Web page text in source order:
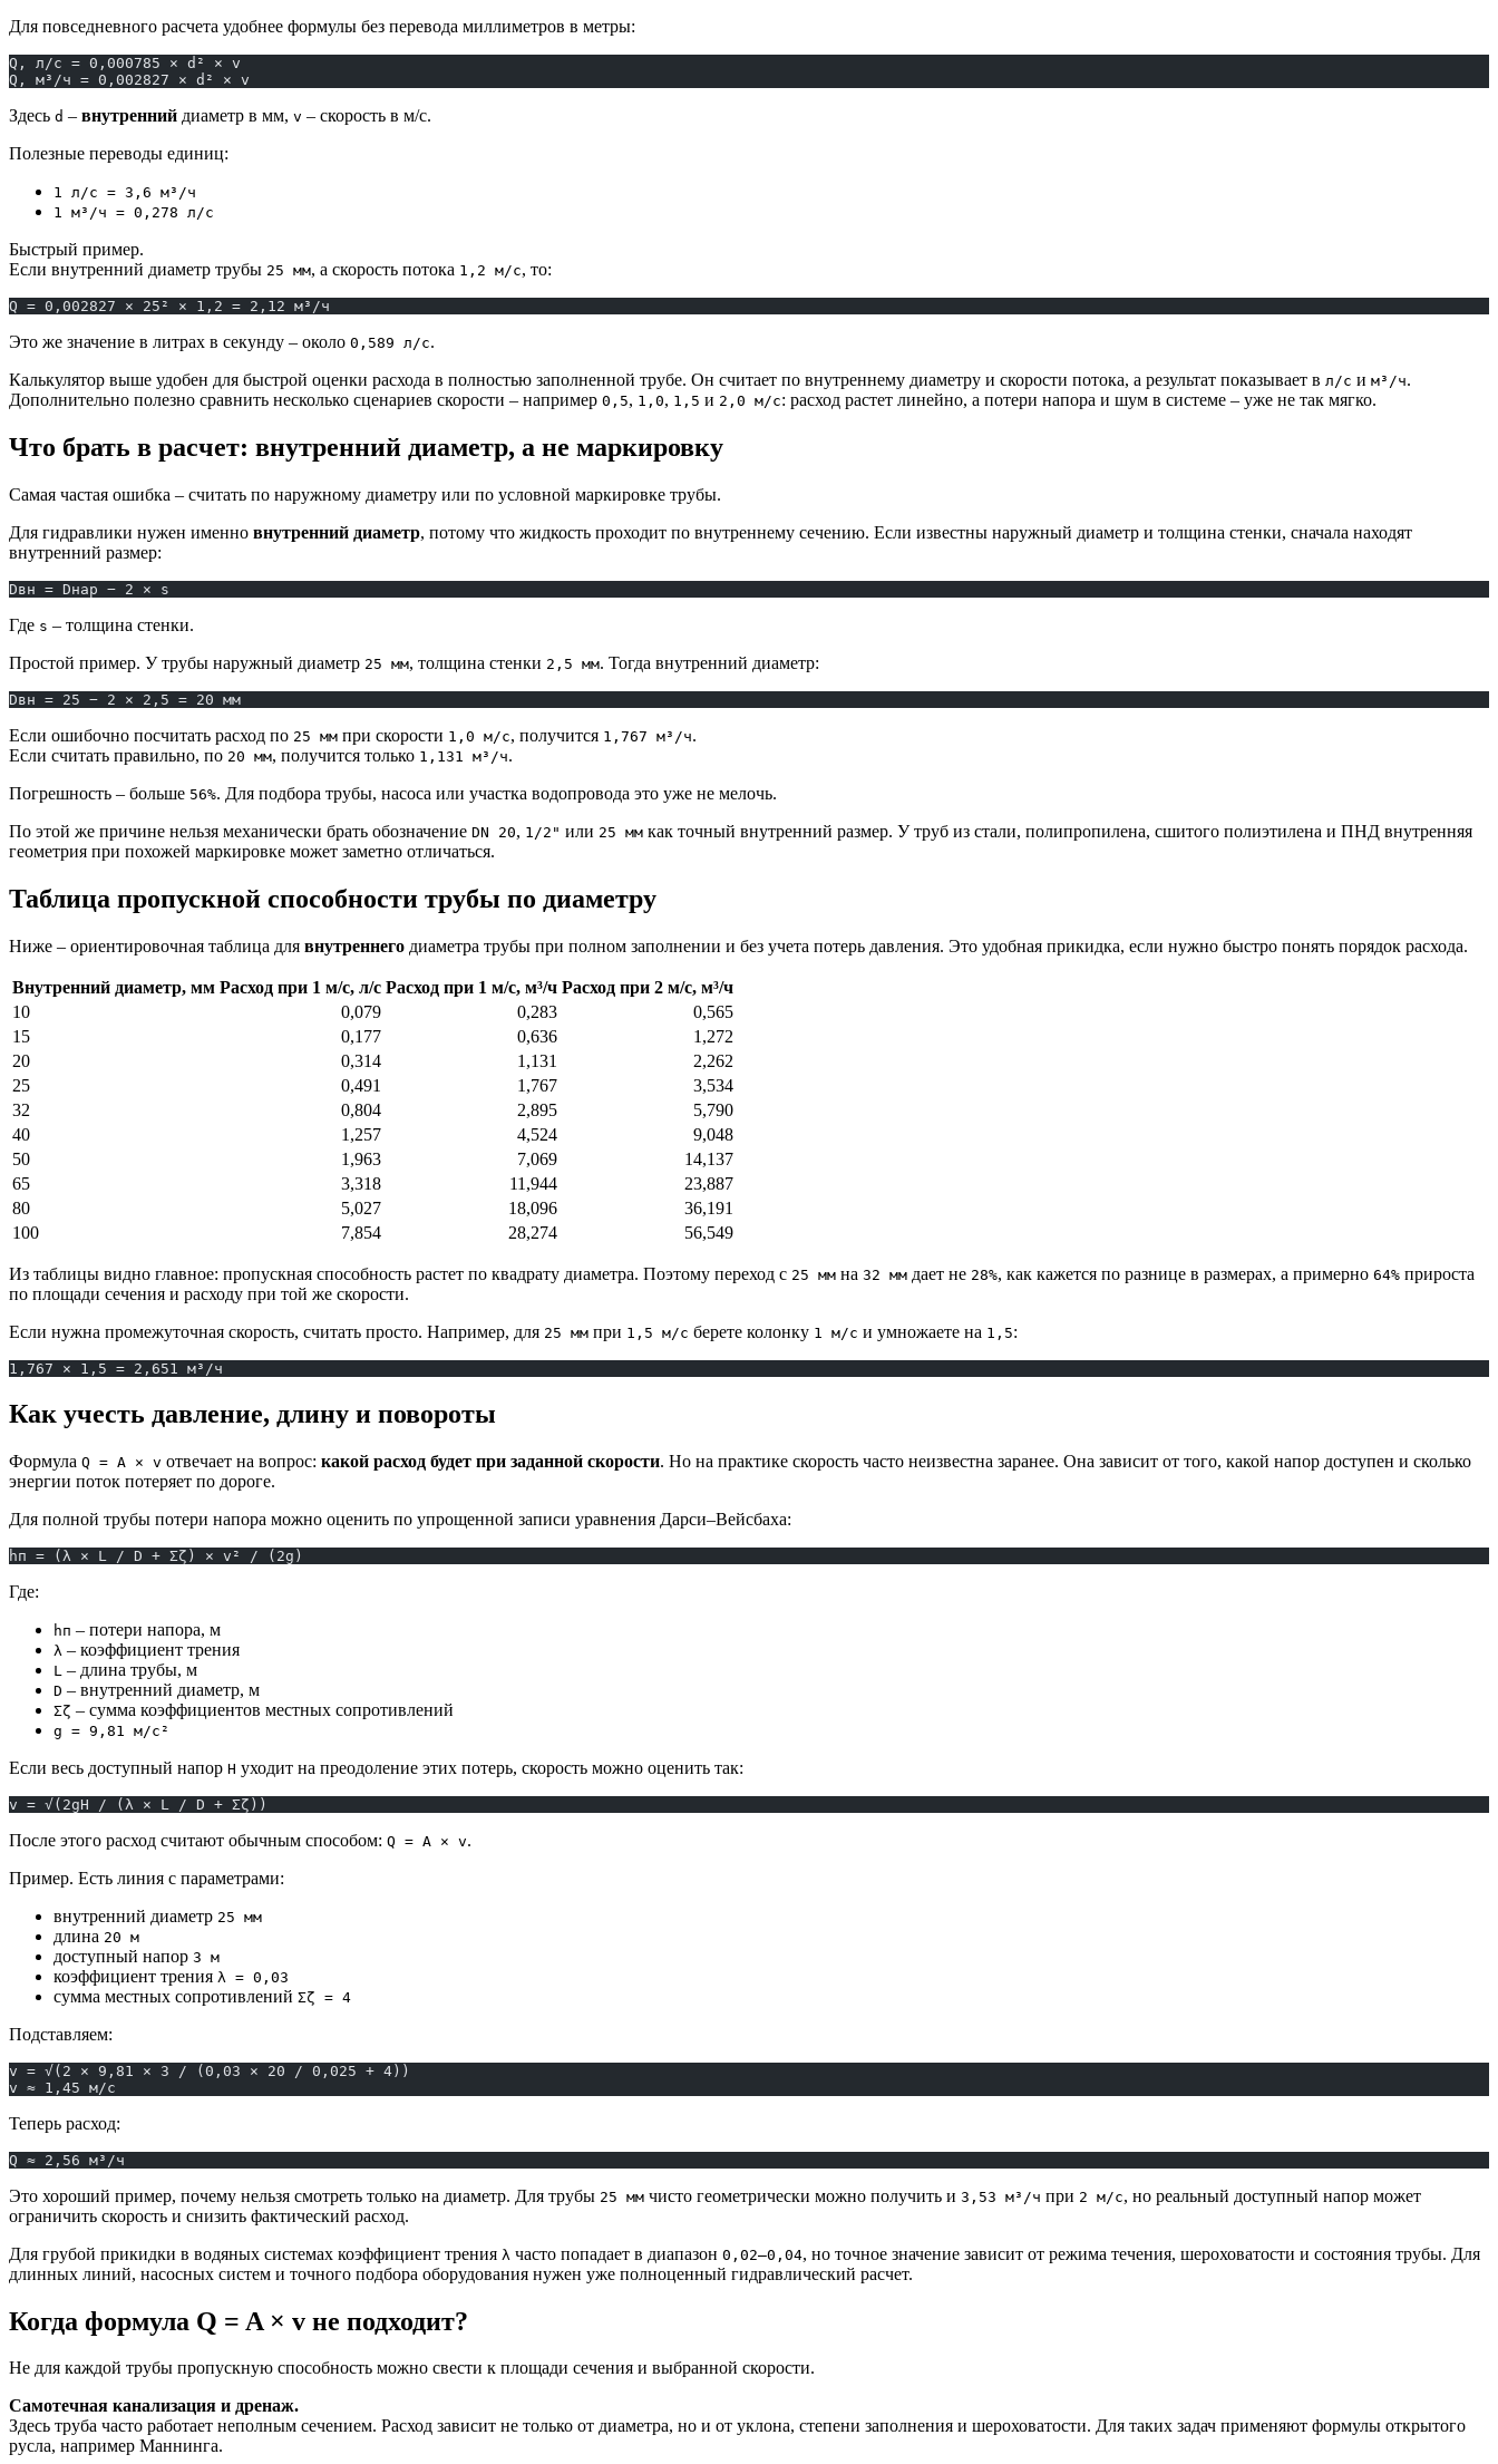
Для повседневного расчета удобнее формулы без перевода миллиметров в метры:
Q, л/с = 0,000785 × d² × v
Q, м³/ч = 0,002827 × d² × v
Здесь d – внутренний диаметр в мм, v – скорость в м/с.
Полезные переводы единиц:
1 л/с = 3,6 м³/ч
1 м³/ч = 0,278 л/с
Быстрый пример.
Если внутренний диаметр трубы 25 мм, а скорость потока 1,2 м/с, то:
Q = 0,002827 × 25² × 1,2 = 2,12 м³/ч
Это же значение в литрах в секунду – около 0,589 л/с.
Калькулятор выше удобен для быстрой оценки расхода в полностью заполненной трубе. Он считает по внутреннему диаметру и скорости потока, а результат показывает в л/с и м³/ч.
Дополнительно полезно сравнить несколько сценариев скорости – например 0,5, 1,0, 1,5 и 2,0 м/с: расход растет линейно, а потери напора и шум в системе – уже не так мягко.
Что брать в расчет: внутренний диаметр, а не маркировку
Самая частая ошибка – считать по наружному диаметру или по условной маркировке трубы.
Для гидравлики нужен именно внутренний диаметр, потому что жидкость проходит по внутреннему сечению. Если известны наружный диаметр и толщина стенки, сначала находят
внутренний размер:
Dвн = Dнар − 2 × s
Где s – толщина стенки.
Простой пример. У трубы наружный диаметр 25 мм, толщина стенки 2,5 мм. Тогда внутренний диаметр:
Dвн = 25 − 2 × 2,5 = 20 мм
Если ошибочно посчитать расход по 25 мм при скорости 1,0 м/с, получится 1,767 м³/ч.
Если считать правильно, по 20 мм, получится только 1,131 м³/ч.
Погрешность – больше 56%. Для подбора трубы, насоса или участка водопровода это уже не мелочь.
По этой же причине нельзя механически брать обозначение DN 20, 1/2" или 25 мм как точный внутренний размер. У труб из стали, полипропилена, сшитого полиэтилена и ПНД внутренняя
геометрия при похожей маркировке может заметно отличаться.
Таблица пропускной способности трубы по диаметру
Ниже – ориентировочная таблица для внутреннего диаметра трубы при полном заполнении и без учета потерь давления. Это удобная прикидка, если нужно быстро понять порядок расхода.
Внутренний диаметр, мм Расход при 1 м/с, л/с Расход при 1 м/с, м³/ч Расход при 2 м/с, м³/ч
10
0,079 0,283
0,565
15
0,177 0,636
1,272
20
0,314 1,131
2,262
25
0,491 1,767
3,534
32
0,804 2,895
5,790
40
1,257 4,524
9,048
50
1,963 7,069
14,137
65
3,318 11,944
23,887
80
5,027 18,096
36,191
100
7,854 28,274 56,549
Из таблицы видно главное: пропускная способность растет по квадрату диаметра. Поэтому переход с 25 мм на 32 мм дает не 28%, как кажется по разнице в размерах, а примерно 64% прироста
по площади сечения и расходу при той же скорости.
Если нужна промежуточная скорость, считать просто. Например, для 25 мм при 1,5 м/с берете колонку 1 м/с и умножаете на 1,5:
1,767 × 1,5 = 2,651 м³/ч
Как учесть давление, длину и повороты
Формула Q = A × v отвечает на вопрос: какой расход будет при заданной скорости. Но на практике скорость часто неизвестна заранее. Она зависит от того, какой напор доступен и сколько
энергии поток потеряет по дороге.
Для полной трубы потери напора можно оценить по упрощенной записи уравнения Дарси–Вейсбаха:
hп = (λ × L / D + Σζ) × v² / (2g)
Где:
hп – потери напора, м
λ – коэффициент трения
L – длина трубы, м
D – внутренний диаметр, м
Σζ – сумма коэффициентов местных сопротивлений
g = 9,81 м/с²
Если весь доступный напор H уходит на преодоление этих потерь, скорость можно оценить так:
v = √(2gH / (λ × L / D + Σζ))
После этого расход считают обычным способом: Q = A × v.
Пример. Есть линия с параметрами:
внутренний диаметр 25 мм
длина 20 м
доступный напор 3 м
коэффициент трения λ = 0,03
сумма местных сопротивлений Σζ = 4
Подставляем:
v = √(2 × 9,81 × 3 / (0,03 × 20 / 0,025 + 4))
v ≈ 1,45 м/с
Теперь расход:
Q ≈ 2,56 м³/ч
Это хороший пример, почему нельзя смотреть только на диаметр. Для трубы 25 мм чисто геометрически можно получить и 3,53 м³/ч при 2 м/с, но реальный доступный напор может
ограничить скорость и снизить фактический расход.
Для грубой прикидки в водяных системах коэффициент трения λ часто попадает в диапазон 0,02–0,04, но точное значение зависит от режима течения, шероховатости и состояния трубы. Для
длинных линий, насосных систем и точного подбора оборудования нужен уже полноценный гидравлический расчет.
Когда формула Q = A × v не подходит?
Не для каждой трубы пропускную способность можно свести к площади сечения и выбранной скорости.
Самотечная канализация и дренаж.
Здесь труба часто работает неполным сечением. Расход зависит не только от диаметра, но и от уклона, степени заполнения и шероховатости. Для таких задач применяют формулы открытого
русла, например Маннинга.